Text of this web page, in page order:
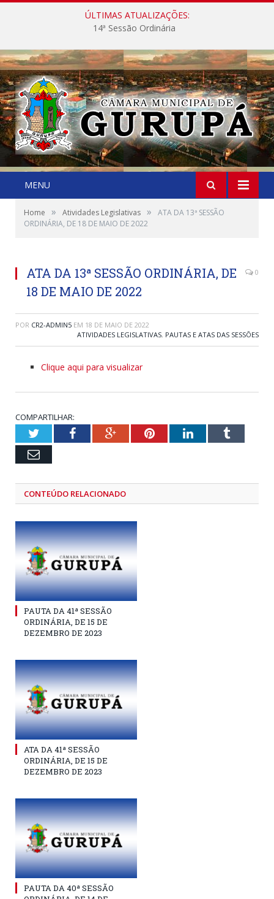
ÚLTIMAS ATUALIZAÇÕES:
14ª Sessão Ordinária
MENU
Home » Atividades Legislativas »
ATA DA 13ª SESSÃO
ORDINÁRIA, DE 18 DE MAIO DE 2022
ATA DA 13ª SESSÃO ORDINÁRIA, DE
18 DE MAIO DE 2022
0
POR CR2-ADMIN5 EM 18 DE MAIO DE 2022
ATIVIDADES LEGISLATIVAS, PAUTAS E ATAS DAS SESSÕES
Clique aqui para visualizar
COMPARTILHAR:
TwitterFacebookGoogle+PinterestLinkedInTumblr
Email
CONTEÚDO RELACIONADO
PAUTA DA 41ª SESSÃO
ORDINÁRIA, DE 15 DE
DEZEMBRO DE 2023
ATA DA 41ª SESSÃO
ORDINÁRIA, DE 15 DE
DEZEMBRO DE 2023
PAUTA DA 40ª SESSÃO